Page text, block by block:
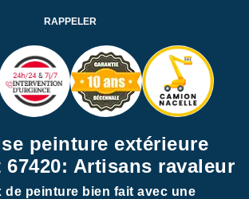
peinture extérieure
67420: Artisans ravaleur
de peinture bien fait avec une